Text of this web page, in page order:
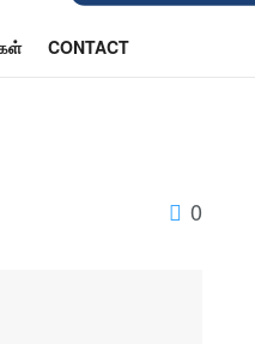
CONTACT
0